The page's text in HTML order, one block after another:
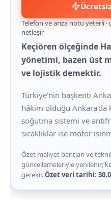
Telefon ve arıza notu yeterli ·
netleşir
Keçiören ölçeğinde
yönetimi, bazen üst
ve lojistik demektir.
Türkiye'nin başkenti
hâkim olduğu Ankara'da
soğutma sistemi ve
sıcaklıklar ise motor
Özet maliyet bantları ve
güncellemeleriyle yenilenir;
gerekir.Özet veri tarihi: